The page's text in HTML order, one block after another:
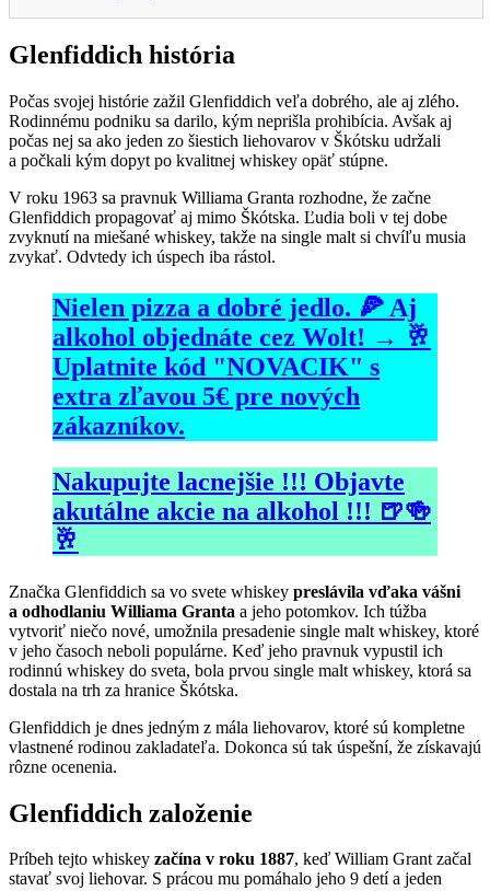
Glenfiddich história
Počas svojej histórie zažil Glenfiddich veľa dobrého, ale aj zlého.
Rodinnému podniku sa darilo, kým neprišla prohibícia. Avšak aj
počas nej sa ako jeden zo šiestich liehovarov v Škótsku udržali
a počkali kým dopyt po kvalitnej whiskey opäť stúpne.
V roku 1963 sa pravnuk Williama Granta rozhodne, že začne
Glenfiddich propagovať aj mimo Škótska. Ľudia boli v tej dobe
zvyknutí na miešané whiskey, takže na single malt si chvíľu musia
zvykať. Odvtedy ich úspech iba rástol.
Nielen pizza a dobré jedlo. 🍕 Aj
alkohol objednáte cez Wolt! → 🥂
Uplatnite kód "NOVACIK" s
extra zľavou 5€ pre nových
zákazníkov.
Nakupujte lacnejšie !!! Objavte
akutálne akcie na alkohol !!! 🍺🍻
🥂
Značka Glenfiddich sa vo svete whiskey preslávila vďaka vášni
a odhodlaniu Williama Granta a jeho potomkov. Ich túžba
vytvoriť niečo nové, umožnila presadenie single malt whiskey, ktoré
v jeho časoch neboli populárne. Keď jeho pravnuk vypustil ich
rodinnú whiskey do sveta, bola prvou single malt whiskey, ktorá sa
dostala na trh za hranice Škótska.
Glenfiddich je dnes jedným z mála liehovarov, ktoré sú kompletne
vlastnené rodinou zakladateľa. Dokonca sú tak úspešní, že získavajú
rôzne ocenenia.
Glenfiddich založenie
Príbeh tejto whiskey začína v roku 1887, keď William Grant začal
stavať svoj liehovar. S prácou mu pomáhalo jeho 9 detí a jeden